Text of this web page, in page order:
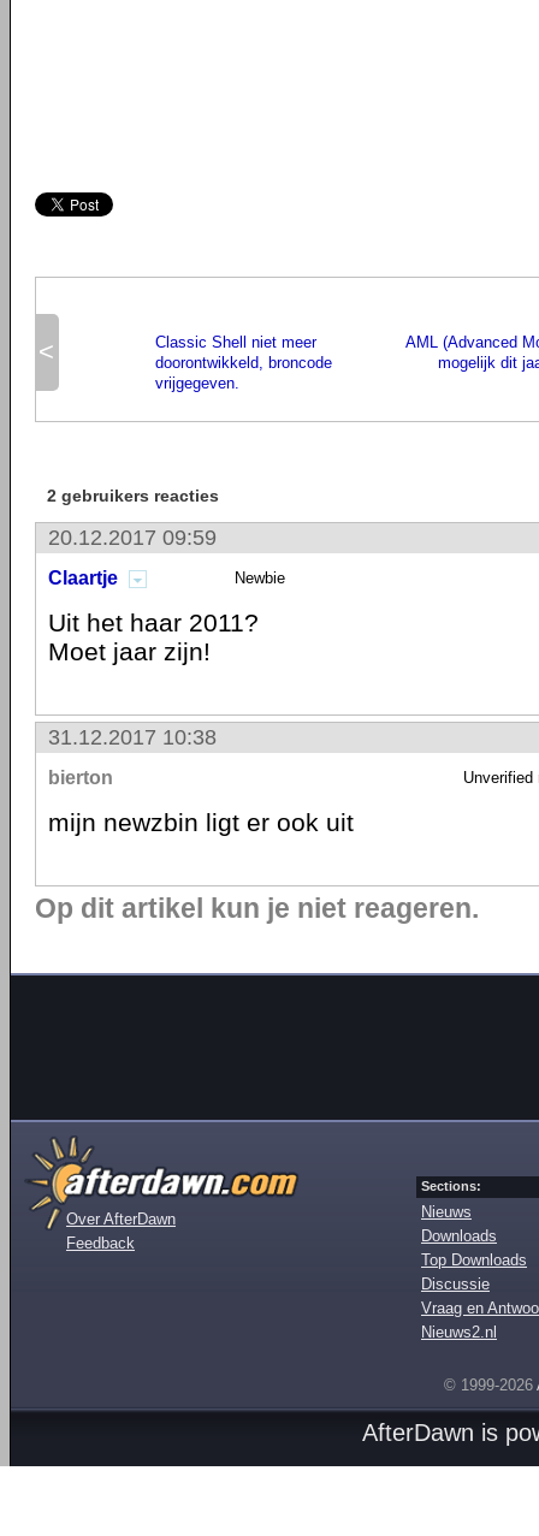
<
Classic Shell niet meer
doorontwikkeld, broncode
vrijgegeven.
AML (Advanced
mogelijk dit
2 gebruikers reacties
20.12.2017 09:59
Claartje Newbie
Uit het haar 2011?
Moet jaar zijn!
31.12.2017 10:38
bierton Unverified
mijn newzbin ligt er ook uit
Op dit artikel kun je niet reageren.
Over AfterDawn
Feedback
Sections:
Nieuws
Downloads
Top Downloads
Discussie
Vraag en
Nieuws2.nl
© 1999-2026
AfterDawn is